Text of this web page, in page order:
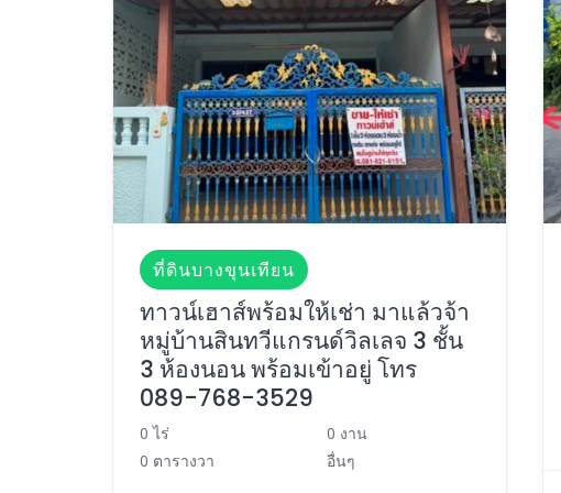
ที่ดินบางขุนเทียน
ทาวน์เฮาส์พร้อมให้เช่า มาแล้วจ้า
หมู่บ้านสินทวีแกรนด์วิลเลจ 3 ชั้น
3 ห้องนอน พร้อมเข้าอยู่ โทร
089-768-3529
0 ไร่
0 งาน
0 ตารางวา
อื่นๆ